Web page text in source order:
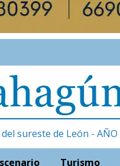
sureste de León - AÑO
Turismo